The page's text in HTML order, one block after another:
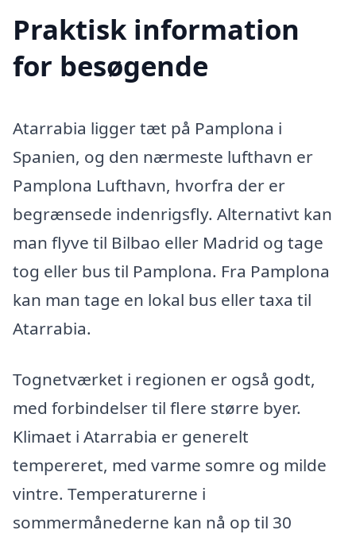
Praktisk information
for besøgende
Atarrabia ligger tæt på Pamplona i
Spanien, og den nærmeste lufthavn er
Pamplona Lufthavn, hvorfra der er
begrænsede indenrigsfly. Alternativt kan
man flyve til Bilbao eller Madrid og tage
tog eller bus til Pamplona. Fra Pamplona
kan man tage en lokal bus eller taxa til
Atarrabia.
Tognetværket i regionen er også godt,
med forbindelser til flere større byer.
Klimaet i Atarrabia er generelt
tempereret, med varme somre og milde
vintre. Temperaturerne i
sommermånederne kan nå op til 30